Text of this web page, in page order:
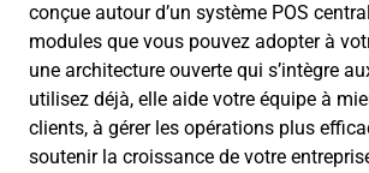
conçue autour d’un système POS
modules que vous pouvez adopter à
une architecture ouverte qui s’intègre
utilisez déjà, elle aide votre équipe à
clients, à gérer les opérations plus
soutenir la croissance de votre